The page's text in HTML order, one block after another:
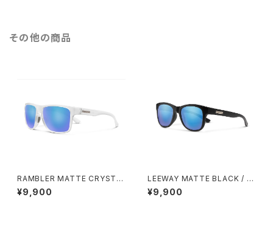
その他の商品
RAMBLER MATTE CRYSTA
L / BLUE MIRROR
¥9,900
LEEWAY MATTE BLACK / B
LUE MIRROR
¥9,900